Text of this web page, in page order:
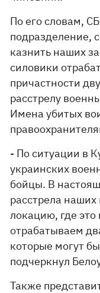
По его словам,
подразделение,
казнить наших
силовики
причастности
расстрелу
Имена убитых
- По ситуации в
украинских
бойцы. В
расстрела
локацию, где
отрабатываем
которые могут
подчеркнул
Также